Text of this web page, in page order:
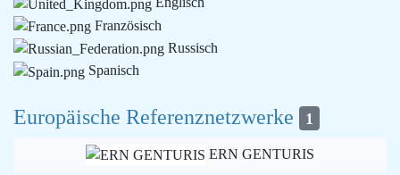
Französisch
Russisch
Spanisch
Europäische Referenznetzwerke 1
ERN GENTURIS